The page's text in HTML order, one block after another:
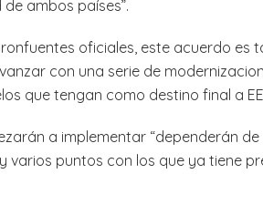
ambos países”.
oficiales, este acuerdo es
con una serie de
que tengan como destino final a
a implementar “dependerán
varios puntos con los que ya tiene